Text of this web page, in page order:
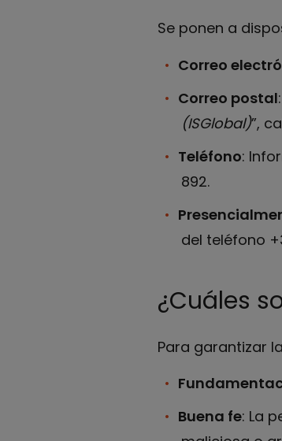
Se ponen a
Correo
Correo postal
(ISGlobal)”,
Teléfono:
892.
del teléfono
¿Cuáles
Para garantizar
Buena fe: La